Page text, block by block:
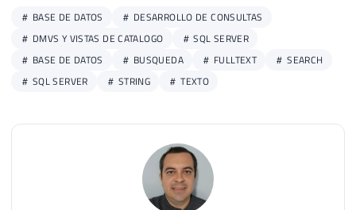
48
49
50
51
(@Ds_Filtro_Coluna
22
@Ds_Banco = 'Clientes' --
BASE DE DATOS
DESARROLLO DE CONSULTAS
DMVS Y VISTAS DE CATALOGO
SQL SERVER
BASE DE DATOS
BUSQUEDA FULLTEXT
SEARCH
SQL SERVER
STRING TEXTO